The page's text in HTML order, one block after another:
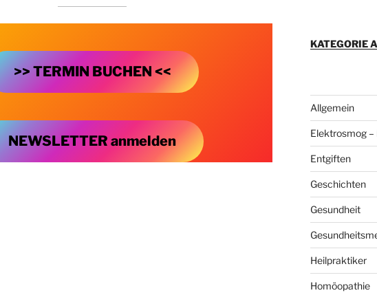
>> TERMIN BUCHEN <<
NEWSLETTER anmelden
KATEGORIE
Allgemein
Elektrosmog
Entgiften
Geschichten
Gesundheit
Heilpraktiker
Homöopathie